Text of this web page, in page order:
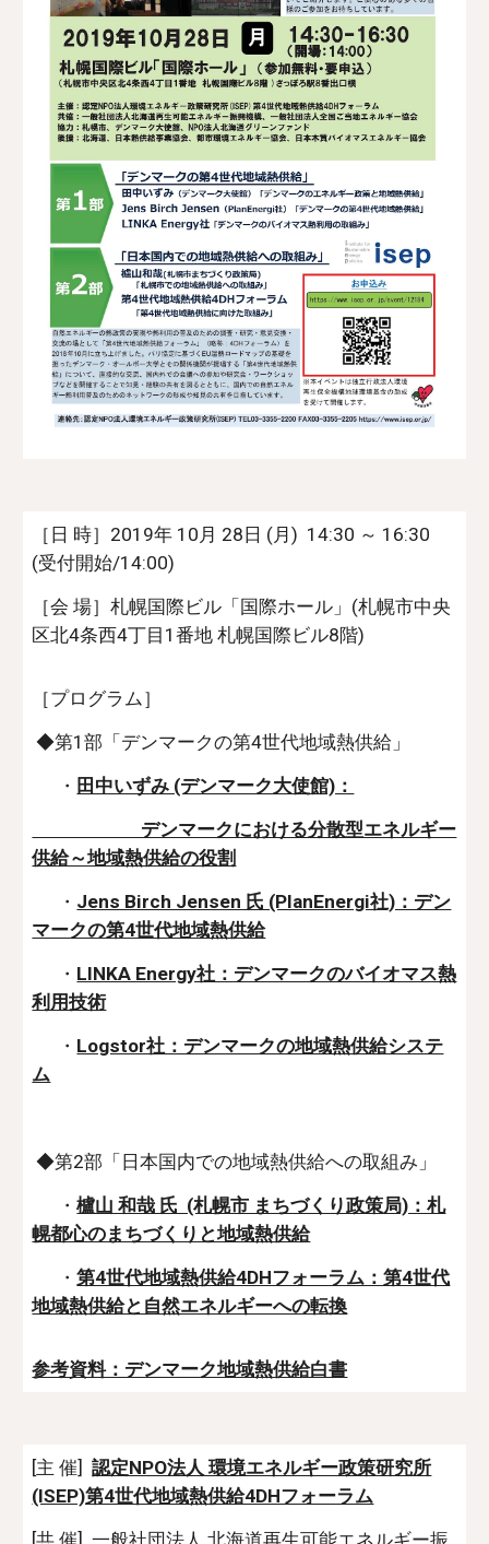
［日 時］2019年 10月 28日 (月) 14:30 ～ 16:30
(受付開始/14:00)
［会 場］札幌国際ビル「国際ホール」(札幌市中央
区北4条西4丁目1番地 札幌国際ビル8階)
［プログラム］
◆第1部「デンマークの第4世代地域熱供給」
・ 田中いずみ (デンマーク大使館)：
デンマークにおける分散型エネルギー
供給～地域熱供給の役割
・ Jens Birch Jensen 氏 (PlanEnergi社)：デン
マークの第4世代地域熱供給
・ LINKA Energy社：デンマークのバイオマス熱
利用技術
・ Logstor社：デンマークの地域熱供給システ
ム
◆第2部「日本国内での地域熱供給への取組み」
・櫨山 和哉 氏 (札幌市 まちづくり政策局)：札
幌都心のまちづくりと地域熱供給
・第4世代地域熱供給4DHフォーラム：第4世代
地域熱供給と自然エネルギーへの転換
参考資料：デンマーク地域熱供給白書
[主 催]認定NPO法人 環境エネルギー政策研究所
(ISEP)第4世代地域熱供給4DHフォーラム
[共 催] 一般社団法人 北海道再生可能エネルギー振